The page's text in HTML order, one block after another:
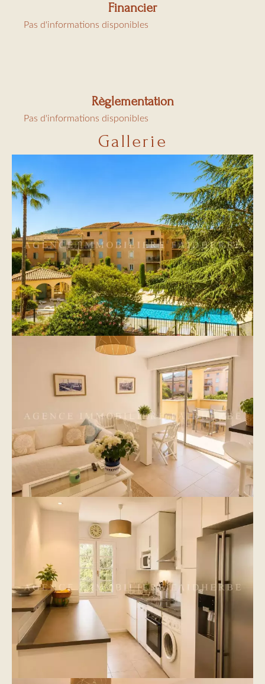
Financier
Pas d'informations disponibles
Règlementation
Pas d'informations disponibles
Gallerie